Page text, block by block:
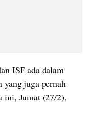
ISF ada dalam
juga pernah
ini, Jumat (27/2).